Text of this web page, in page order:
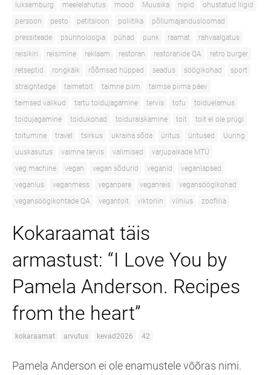
luksemburg
meelelahutus mood Muusika nipid
ohustatud liigid
persoon
pesto petitsioon poliitika
põllumajandusloomad
pressiteade
psühholoogia pühad punk raamat
rahvaalgatus
reisikiri
reisimine reklaam restoran restoranide QA
retro burger
retseptid
rongkäik rõõmsad hüpped seadus söögikohad
sport
straightedge
taimetoit taimne piim
taimse piima päev
taimsed valikud
tartu toidujagamine tervis tofu
toiduelamus
toidujagamine
toidukohad toiduraiskamine toit
toit ei ole prügi
toitumine
travel tsirkus ukraina sõda üritus üritused
Uuring
uuskasutus
vaimne tervis valimised
varjupaikade MTÜ
veg machine
vegan vegan sõdurid veganid
veganlapsed
veganlus
veganmess veganpere veganreis
vegansöögikohad
vegansöögikohtade QA
vegantoit viktoriin vilnius zoofiilia
Kokaraamat täis
armastust: “I Love You by
Pamela Anderson. Recipes
from the heart”
kokaraamat arvutus kevad2026 42
Pamela Anderson ei ole enamustele võõras nimi.